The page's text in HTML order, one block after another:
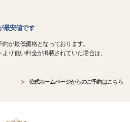
最安値です
が最低価格となっております。
り低い料金が掲載されていた場合は、
公式ホームページからのご予約はこちら